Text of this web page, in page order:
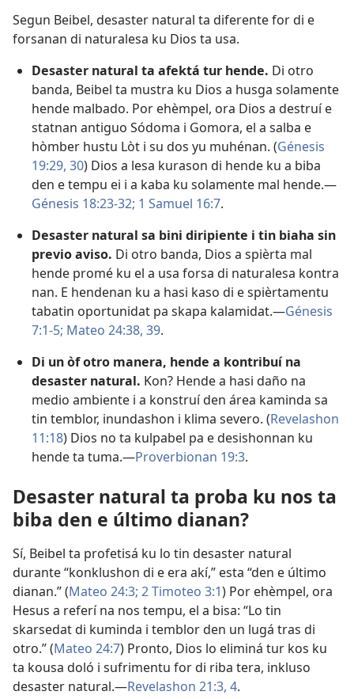
Segun Beibel, desaster natural ta diferente for di e
forsanan di naturalesa ku Dios ta usa.
Desaster natural ta afektá tur hende. Di otro
banda, Beibel ta mustra ku Dios a husga solamente
hende malbado. Por ehèmpel, ora Dios a destruí e
statnan antiguo Sódoma i Gomora, el a salba e
hòmber hustu Lòt i su dos yu muhénan. (Génesis
19:29, 30) Dios a lesa kurason di hende ku a biba
den e tempu ei i a kaba ku solamente mal hende.​—
Génesis 18:23-32; 1 Samuel 16:7.
Desaster natural sa bini diripiente i tin biaha sin
previo aviso. Di otro banda, Dios a spièrta mal
hende promé ku el a usa forsa di naturalesa kontra
nan. E hendenan ku a hasi kaso di e spièrtamentu
tabatin oportunidat pa skapa kalamidat.​—Génesis
7:1-5; Mateo 24:38, 39.
Di un òf otro manera, hende a kontribuí na
desaster natural. Kon? Hende a hasi daño na
medio ambiente i a konstruí den área kaminda sa
tin temblor, inundashon i klima severo. (Revelashon
11:18) Dios no ta kulpabel pa e desishonnan ku
hende ta tuma.​—Proverbionan 19:3.
Desaster natural ta proba ku nos ta
biba den e último dianan?
Sí, Beibel ta profetisá ku lo tin desaster natural
durante “konklushon di e era akí,” esta “den e último
dianan.” (Mateo 24:3; 2 Timoteo 3:1) Por ehèmpel, ora
Hesus a referí na nos tempu, el a bisa: “Lo tin
skarsedat di kuminda i temblor den un lugá tras di
otro.” (Mateo 24:7) Pronto, Dios lo eliminá tur kos ku
ta kousa doló i sufrimentu for di riba tera, inkluso
desaster natural.​—Revelashon 21:3, 4.